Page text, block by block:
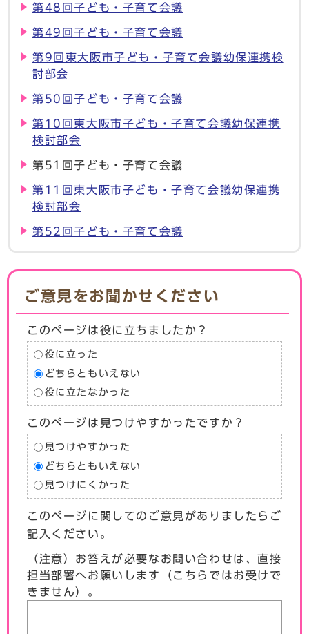
第48回子ども・子育て会議
第49回子ども・子育て会議
第9回東大阪市子ども・子育て会議幼保連携検
討部会
第50回子ども・子育て会議
第10回東大阪市子ども・子育て会議幼保連携
検討部会
第51回子ども・子育て会議
第11回東大阪市子ども・子育て会議幼保連携
検討部会
第52回子ども・子育て会議
ご意見をお聞かせください
このページは役に立ちましたか？
役に立った
どちらともいえない
役に立たなかった
このページは見つけやすかったですか？
見つけやすかった
どちらともいえない
見つけにくかった
このページに関してのご意見がありましたらご
記入ください。
（注意）お答えが必要なお問い合わせは、直接
担当部署へお願いします（こちらではお受けで
きません）。